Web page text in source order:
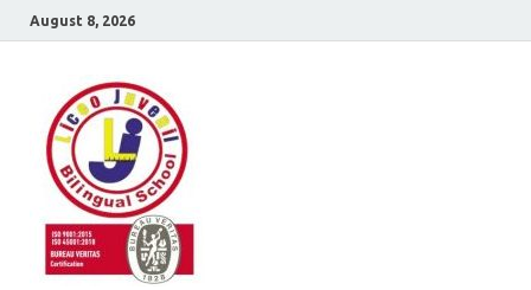
August 8, 2026